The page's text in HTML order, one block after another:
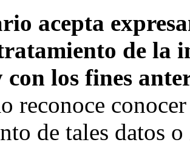
acepta
de la
los fines
reconoce
de tales datos